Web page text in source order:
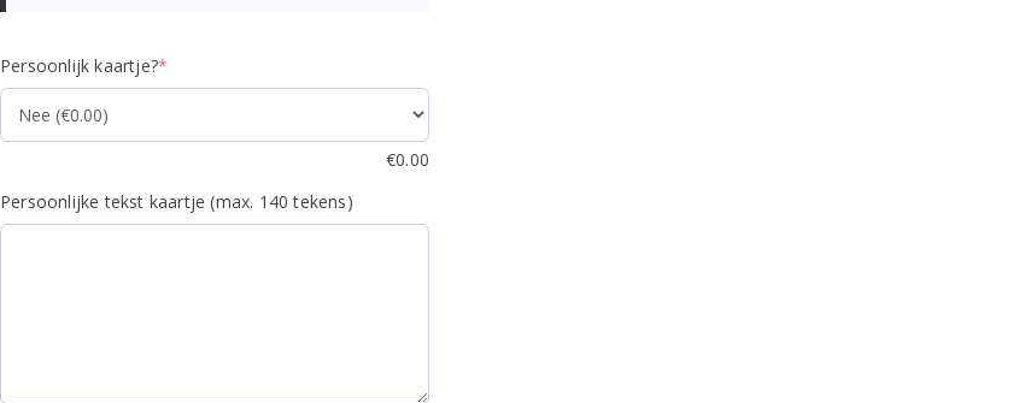
Persoonlijk kaartje?*
€0.00
Persoonlijke tekst kaartje (max. 140 tekens)